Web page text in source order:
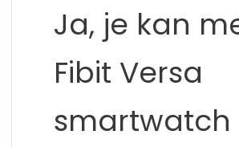
Ja, je kan
Fibit Versa
smartwatch